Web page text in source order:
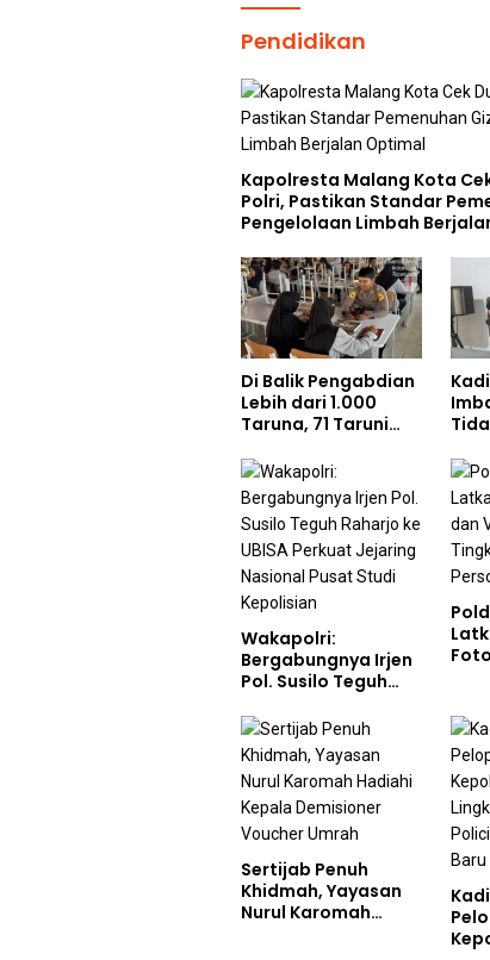
Pendidikan
Kapolresta Malang Kota Cek
Polri, Pastikan Standar
Pengelolaan Limbah
Di Balik Pengabdian
Lebih dari 1.000
Taruna, 71 Taruni
Pembentukan
Karakter Siswa
Sekolah Rakyat
Wakapolri:
Bergabungnya Irjen
Pol. Susilo Teguh
Perkuat Jejaring
Nasional Pusat
Studi Kepolisian
Sertijab Penuh
Khidmah, Yayasan
Nurul Karomah